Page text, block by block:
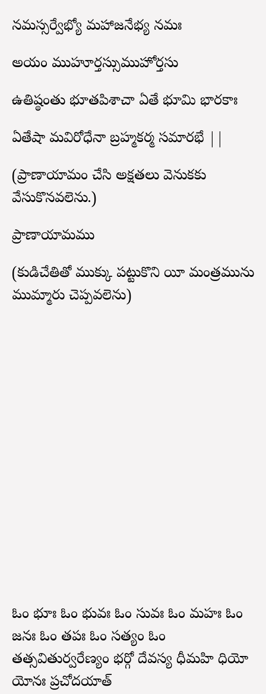
నమస్సర్వేభ్యో మహాజనేభ్య నమః
అయం ముహూర్తస్సుముహోర్తస్తు
ఉత్తిష్ఠంతు భూతపిశాచా ఏతే భూమి భారకాః
ఏతేషా మవిరోధేనా బ్రహ్మకర్మ సమారభే ||
(ప్రాణాయామం చేసి అక్షతలు వెనుకకు
వేసుకొనవలెను.)
ప్రాణాయామము
(కుడిచేతితో ముక్కు పట్టుకొని యీ మంత్రమును
ముమ్మారు చెప్పవలెను)
ఓం భూః ఓం భువః ఓం సువః ఓం మహః ఓం
జనః ఓం తపః ఓం సత్యం ఓం
తత్సవితుర్వరేణ్యం భర్గో దేవస్య ధీమహి ధియో
యోనః ప్రచోదయాత్